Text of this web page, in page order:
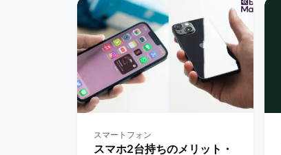
スマートフォン
スマホ2台持ちのメリット・